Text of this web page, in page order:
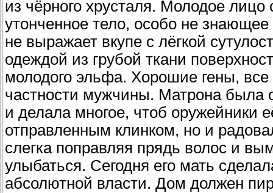
из чёрного хрусталя. Молодое
утонченное тело, особо не знающее
не выражает вкупе с лёгкой
одеждой из грубой ткани
молодого эльфа. Хорошие гены,
частности мужчины. Матрона была
и делала многое, чтоб оружейники
отправленным клинком, но и
слегка поправляя прядь волос и
улыбаться. Сегодня его мать
абсолютной власти. Дом должен